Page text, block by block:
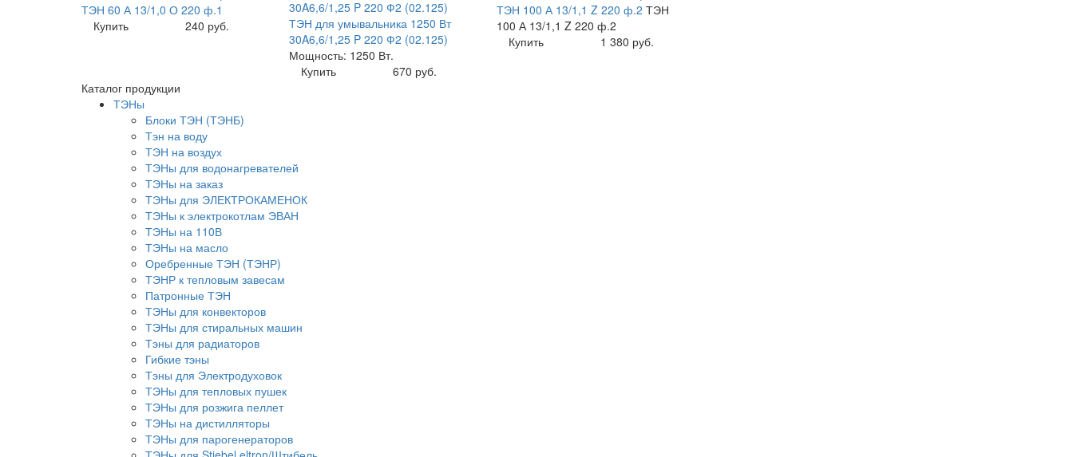
ТЭН 60 А 13/1,0 О 220 ф.1
Купить
240 руб.
ТЭН для умывальника 1250 Вт
30A6,6/1,25 P 220 Ф2 (02.125)
Мощность: 1250 Вт.
Купить
670 руб.
ТЭН 100 А 13/1,1 Z 220 ф.2 ТЭН
100 А 13/1,1 Z 220 ф.2
Купить
1 380 руб.
Каталог продукции
ТЭНы
Блоки ТЭН (ТЭНБ)
Тэн на воду
ТЭН на воздух
ТЭНы для водонагревателей
ТЭНы на заказ
ТЭНы для ЭЛЕКТРОКАМЕНОК
ТЭНы к электрокотлам ЭВАН
ТЭНы на 110В
ТЭНы на масло
Оребренные ТЭН (ТЭНР)
ТЭНР к тепловым завесам
Патронные ТЭН
ТЭНы для конвекторов
ТЭНы для стиральных машин
Тэны для радиаторов
Гибкие тэны
Тэны для Электродуховок
ТЭНы для тепловых пушек
ТЭНы для розжига пеллет
ТЭНы на дистилляторы
ТЭНы для парогенераторов